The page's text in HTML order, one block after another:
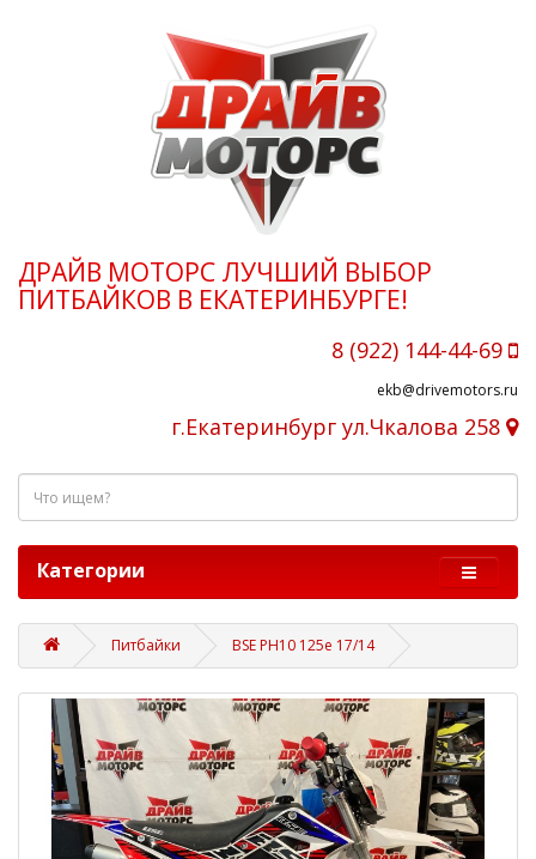
ДРАЙВ МОТОРС ЛУЧШИЙ ВЫБОР
ПИТБАЙКОВ В ЕКАТЕРИНБУРГЕ!
8 (922) 144-44-69
ekb@drivemotors.ru
г.Екатеринбург ул.Чкалова 258
Категории
Питбайки BSE PH10 125e 17/14